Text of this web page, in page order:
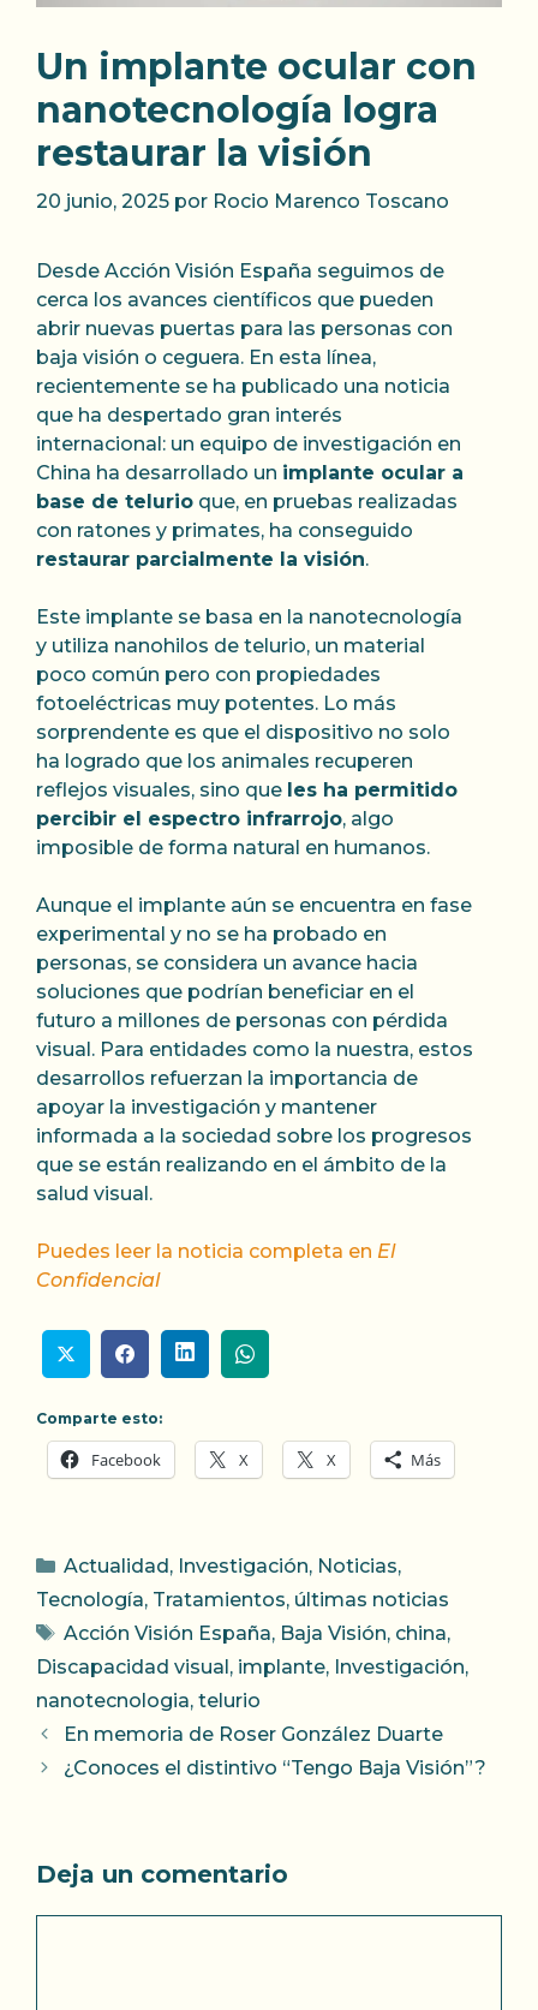
Un implante ocular con
nanotecnología logra
restaurar la visión
20 junio, 2025 por Rocio Marenco Toscano
Desde Acción Visión España seguimos de
cerca los avances científicos que pueden
abrir nuevas puertas para las personas con
baja visión o ceguera. En esta línea,
recientemente se ha publicado una noticia
que ha despertado gran interés
internacional: un equipo de investigación en
China ha desarrollado un implante ocular a
base de telurio que, en pruebas realizadas
con ratones y primates, ha conseguido
restaurar parcialmente la visión.
Este implante se basa en la nanotecnología
y utiliza nanohilos de telurio, un material
poco común pero con propiedades
fotoeléctricas muy potentes. Lo más
sorprendente es que el dispositivo no solo
ha logrado que los animales recuperen
reflejos visuales, sino que les ha permitido
percibir el espectro infrarrojo, algo
imposible de forma natural en humanos.
Aunque el implante aún se encuentra en fase
experimental y no se ha probado en
personas, se considera un avance hacia
soluciones que podrían beneficiar en el
futuro a millones de personas con pérdida
visual. Para entidades como la nuestra, estos
desarrollos refuerzan la importancia de
apoyar la investigación y mantener
informada a la sociedad sobre los progresos
que se están realizando en el ámbito de la
salud visual.
Puedes leer la noticia completa en El
Confidencial
Comparte esto:
Facebook X X Más
Categorías
Actualidad, Investigación, Noticias,
Tecnología, Tratamientos, últimas noticias
Etiquetas
Acción Visión España, Baja Visión, china,
Discapacidad visual, implante, Investigación,
nanotecnologia, telurio
En memoria de Roser González Duarte
¿Conoces el distintivo “Tengo Baja Visión”?
Deja un comentario